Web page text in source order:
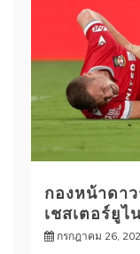
กองหน้าดา
เชสเตอร์ยูไ
กรกฎาคม 26,